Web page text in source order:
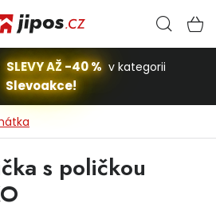
SLEVY AŽ -40 % v kategorii
Slevoakce!
s poličkou